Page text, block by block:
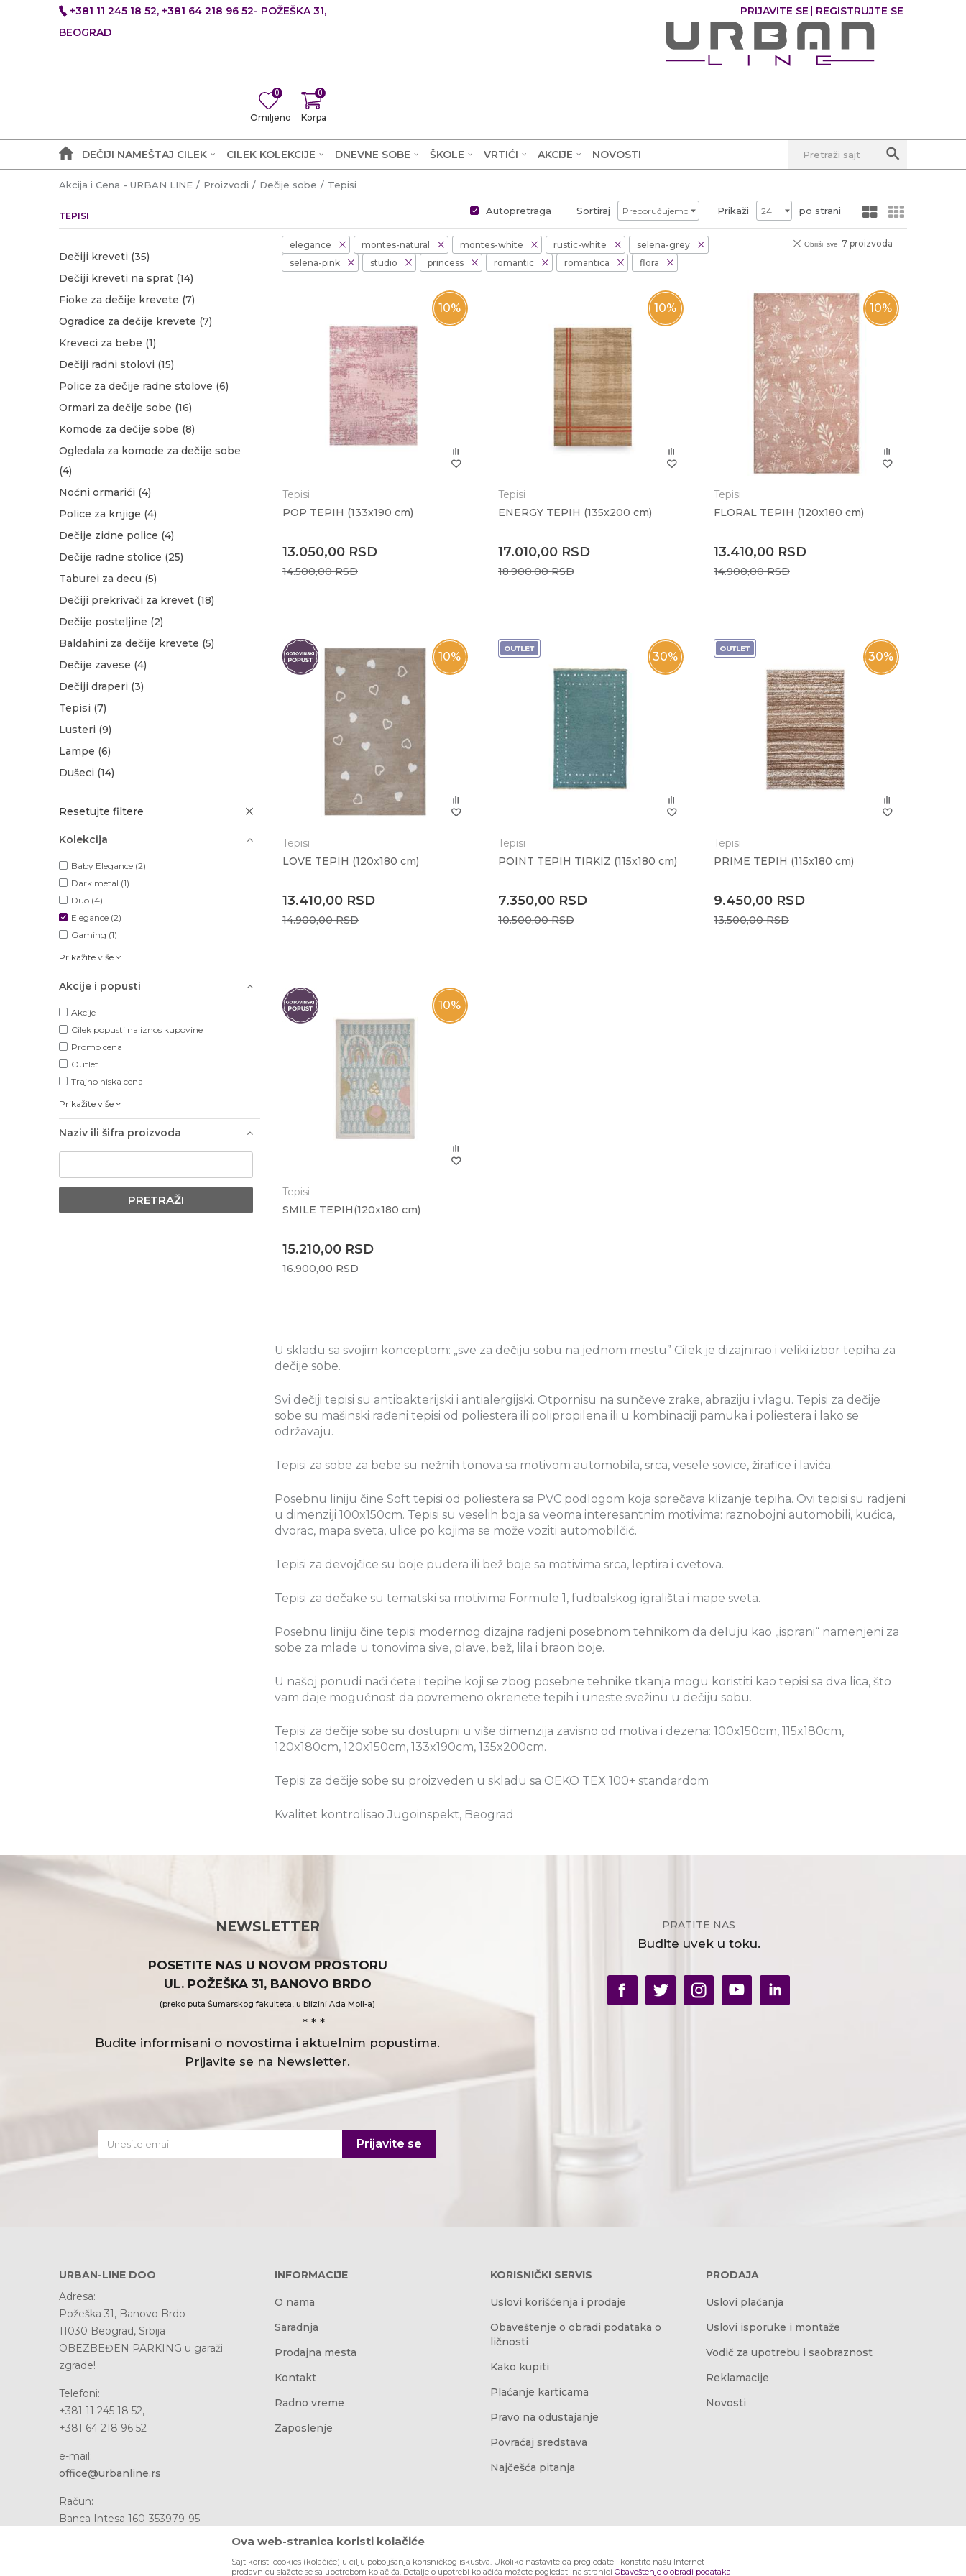
+381 11 245 18 52, +381 64 218 96 52- POŽEŠKA 31,
BEOGRAD
PRIJAVITE SE REGISTRUJTE SE
Korpa
0
Omiljeno
0
DEČIJI NAMEŠTAJ CILEK CILEK KOLEKCIJE DNEVNE SOBE ŠKOLE VRTIĆI AKCIJE NOVOSTI Pretraži sajt
Akcija i Cena - URBAN LINE Proizvodi Dečije sobe Tepisi
TEPISI Autopretraga Sortiraj Prikaži po strani
Dečiji kreveti (35)
Dečiji kreveti na sprat (14)
Fioke za dečije krevete (7)
Ogradice za dečije krevete (7)
Kreveci za bebe (1)
Dečiji radni stolovi (15)
Police za dečije radne stolove (6)
Ormari za dečije sobe (16)
Komode za dečije sobe (8)
Ogledala za komode za dečije sobe
(4)
Noćni ormarići (4)
Police za knjige (4)
Dečije zidne police (4)
Dečije radne stolice (25)
Taburei za decu (5)
Dečiji prekrivači za krevet (18)
Dečije posteljine (2)
Baldahini za dečije krevete (5)
Dečije zavese (4)
Dečiji draperi (3)
Tepisi (7)
Lusteri (9)
Lampe (6)
Dušeci (14)
Resetujte filtere
Kolekcija
Baby Elegance (2)
Dark metal (1)
Duo (4)
Elegance (2)
Gaming (1)
Prikažite više
Akcije i popusti
Akcije
Cilek popusti na iznos kupovine
Promo cena
Outlet
Trajno niska cena
Prikažite više
Naziv ili šifra proizvoda
PRETRAŽI
elegance montes-natural montes-white rustic-white
selena-grey
selena-pink
studio princess romantic romantica flora
7 proizvoda
Obriši sve
10%
Tepisi
POP TEPIH (133x190 cm)
13.050,00 RSD
14.500,00RSD
10%
Tepisi
ENERGY TEPIH (135x200 cm)
17.010,00 RSD
18.900,00RSD
10%
Tepisi
FLORAL TEPIH (120x180 cm)
13.410,00 RSD
14.900,00RSD
10%
Tepisi
LOVE TEPIH (120x180 cm)
13.410,00 RSD
14.900,00RSD
30%
Tepisi
POINT TEPIH TIRKIZ (115x180 cm)
7.350,00 RSD
10.500,00RSD
30%
Tepisi
PRIME TEPIH (115x180 cm)
9.450,00 RSD
13.500,00RSD
10%
Tepisi
SMILE TEPIH(120x180 cm)
15.210,00 RSD
16.900,00RSD
U skladu sa svojim konceptom: „sve za dečiju sobu na jednom mestu” Cilek je dizajnirao i veliki izbor tepiha za
dečije sobe.
Svi dečiji tepisi su antibakterijski i antialergijski. Otpornisu na sunčeve zrake, abraziju i vlagu. Tepisi za dečije
sobe su mašinski rađeni tepisi od poliestera ili polipropilena ili u kombinaciji pamuka i poliestera i lako se
održavaju.
Tepisi za sobe za bebe su nežnih tonova sa motivom automobila, srca, vesele sovice, žirafice i lavića.
Posebnu liniju čine Soft tepisi od poliestera sa PVC podlogom koja sprečava klizanje tepiha. Ovi tepisi su radjeni
u dimenziji 100x150cm. Tepisi su veselih boja sa veoma interesantnim motivima: raznobojni automobili, kućica,
dvorac, mapa sveta, ulice po kojima se može voziti automobilčić.
Tepisi za devojčice su boje pudera ili bež boje sa motivima srca, leptira i cvetova.
Tepisi za dečake su tematski sa motivima Formule 1, fudbalskog igrališta i mape sveta.
Posebnu liniju čine tepisi modernog dizajna radjeni posebnom tehnikom da deluju kao „isprani“ namenjeni za
sobe za mlade u tonovima sive, plave, bež, lila i braon boje.
U našoj ponudi naći ćete i tepihe koji se zbog posebne tehnike tkanja mogu koristiti kao tepisi sa dva lica, što
vam daje mogućnost da povremeno okrenete tepih i uneste svežinu u dečiju sobu.
Tepisi za dečije sobe su dostupni u više dimenzija zavisno od motiva i dezena: 100x150cm, 115x180cm,
120x180cm, 120x150cm, 133x190cm, 135x200cm.
Tepisi za dečije sobe su proizveden u skladu sa OEKO TEX 100+ standardom
Kvalitet kontrolisao Jugoinspekt, Beograd
NEWSLETTER
POSETITE NAS U NOVOM PROSTORU
UL. POŽEŠKA 31, BANOVO BRDO
(preko puta Šumarskog fakulteta, u blizini Ada Moll-a)
* * *
Budite informisani o novostima i aktuelnim popustima.
Prijavite se na Newsletter.
Prijavite se
PRATITE NAS
Budite uvek u toku.
URBAN-LINE DOO
Adresa:
Požeška 31, Banovo Brdo
11030 Beograd, Srbija
OBEZBEĐEN PARKING u garaži
zgrade!
Telefoni:
+381 11 245 18 52,
+381 64 218 96 52
e-mail:
office@urbanline.rs
Račun:
Banca Intesa 160-353979-95
INFORMACIJE
O nama
Saradnja
Prodajna mesta
Kontakt
Radno vreme
Zaposlenje
KORISNIČKI SERVIS
Uslovi korišćenja i prodaje
Obaveštenje o obradi podataka o
ličnosti
Kako kupiti
Plaćanje karticama
Pravo na odustajanje
Povraćaj sredstava
Najčešća pitanja
PRODAJA
Uslovi plaćanja
Uslovi isporuke i montaže
Vodič za upotrebu i saobraznost
Reklamacije
Novosti
Ova web-stranica koristi kolačiće
Sajt koristi cookies (kolačiće) u cilju poboljšanja korisničkog iskustva. Ukoliko nastavite da pregledate i koristite našu Internet
prodavnicu slažete se sa upotrebom kolačića. Detalje o upotrebi kolačića možete pogledati na stranici Obaveštenje o obradi podataka